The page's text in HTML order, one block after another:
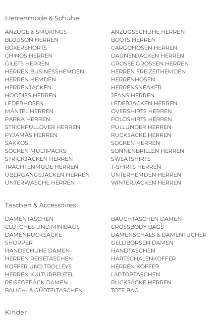
Herrenmode & Schuhe
ANZÜGE & SMOKINGS
ANZUGSSCHUHE HERREN
BLOUSON HERREN
BOOTS HERREN
BOXERSHORTS
CARGOHOSEN HERREN
CHINOS HERREN
DAUNENJACKEN HERREN
GILETS HERREN
GROSSE GRÖSSEN HERREN
HERREN BUSINESSHEMDEN
HERREN FREIZEITHEMDEN
HERREN HEMDEN
HERRENHOSEN
HERRENJACKEN
HERRENSNEAKER
HOODIES HERREN
JEANS HERREN
LEDERHOSEN
LEDERJACKEN HERREN
MÄNTEL HERREN
OVERSHIRTS HERREN
PARKA HERREN
POLOSHIRTS HERREN
STRICKPULLOVER HERREN
PULLUNDER HERREN
PYJAMAS HERREN
RUCKSÄCKE HERREN
SAKKOS
SOCKEN HERREN
SOCKEN MULTIPACKS
SONNENBRILLEN HERREN
STRICKJACKEN HERREN
SWEATSHIRTS
TRACHTENMODE HERREN
T-SHIRTS HERREN
ÜBERGANGSJACKEN HERREN
UNTERHEMDEN HERREN
UNTERWÄSCHE HERREN
WINTERJACKEN HERREN
Taschen & Accessoires
DAMENTASCHEN
BAUCHTASCHEN DAMEN
CLUTCHES UND MINIBAGS
CROSSBODY BAGS
DAMENRUCKSÄCKE
DAMENSCHALS & DAMENTÜCHER
SHOPPER
GELDBÖRSEN DAMEN
HANDSCHUHE DAMEN
HANDTASCHEN
HERREN REISETASCHEN
HARTSCHALENKOFFER
KOFFER UND TROLLEYS
HERREN KOFFER
HERREN KULTURBEUTEL
LAPTOPTASCHEN
REISEGEPÄCK DAMEN
RUCKSÄCKE HERREN
BAUCH- & GÜRTELTASCHEN
TOTE BAG
Kinder